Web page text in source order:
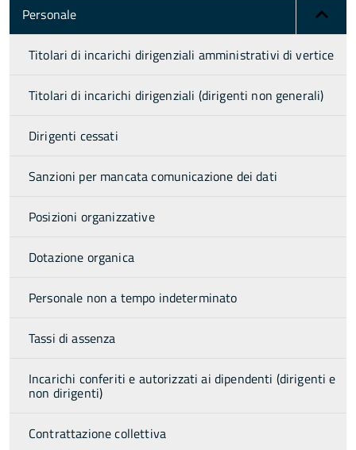
Personale
Titolari di incarichi dirigenziali amministrativi di vertice
Titolari di incarichi dirigenziali (dirigenti non generali)
Dirigenti cessati
Sanzioni per mancata comunicazione dei dati
Posizioni organizzative
Dotazione organica
Personale non a tempo indeterminato
Tassi di assenza
Incarichi conferiti e autorizzati ai dipendenti (dirigenti e
non dirigenti)
Contrattazione collettiva